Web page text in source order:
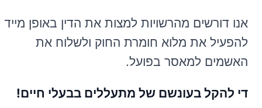
אנו דורשים מהרשויות למצות את הדין באופן
להפעיל את מלוא חומרת החוק ולשלוח את
האשמים למאסר בפועל.
די להקל בעונשם של מתעללים בבעלי חיים!